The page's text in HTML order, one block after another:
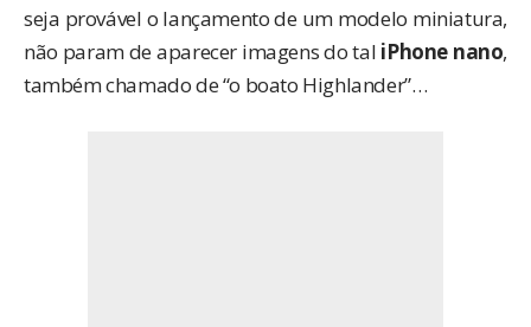
seja provável o lançamento de um modelo miniatura,
não param de aparecer imagens do tal iPhone nano,
também chamado de “o boato Highlander”…